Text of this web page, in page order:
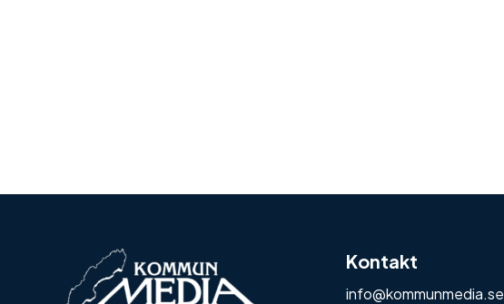
Kontakt
info@kommunmedia.se